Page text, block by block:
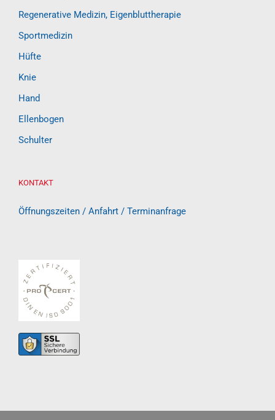
Regenerative Medizin, Eigenbluttherapie
Sportmedizin
Hüfte
Knie
Hand
Ellenbogen
Schulter
KONTAKT
Öffnungszeiten / Anfahrt / Terminanfrage